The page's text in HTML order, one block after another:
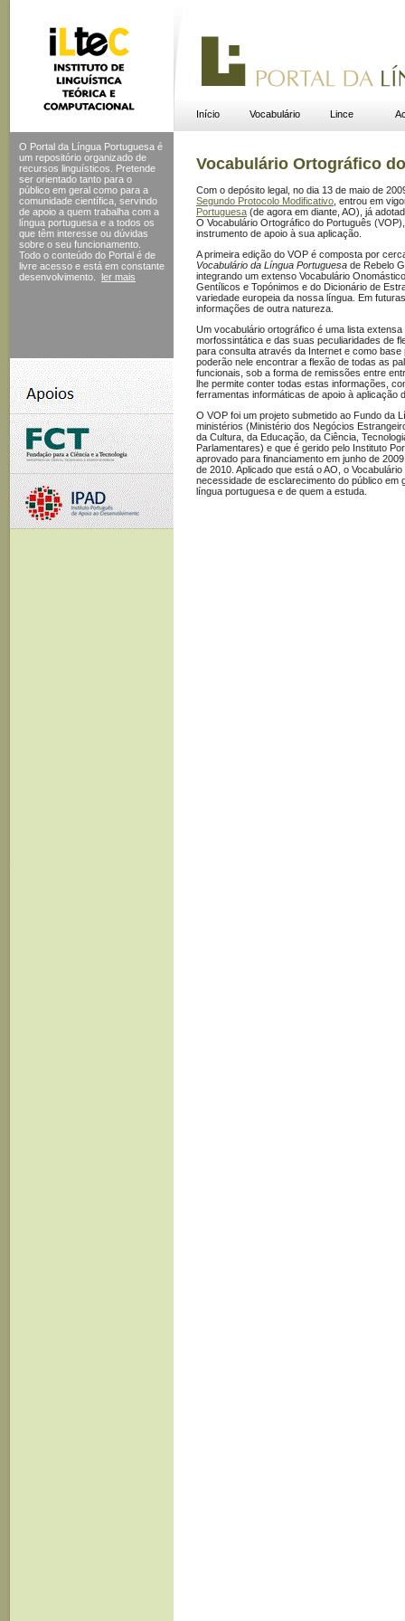
Início Vocabulário Lince
O Portal da Língua Portuguesa é
um repositório organizado de
recursos linguísticos. Pretende
ser orientado tanto para o
público em geral como para a
comunidade científica, servindo
de apoio a quem trabalha com a
língua portuguesa e a todos os
que têm interesse ou dúvidas
sobre o seu funcionamento.
Todo o conteúdo do Portal é de
livre acesso e está em constante
desenvolvimento.
ler mais
Vocabulário Ortográfico
Com o depósito legal, no dia 13 de maio de
Segundo Protocolo Modificativo , entrou em
Portuguesa (de agora em diante, AO), já
O Vocabulário Ortográfico do Português
instrumento de apoio à sua aplicação.
A primeira edição do VOP é composta por
Vocabulário da Língua Portuguesa de Rebelo
integrando um extenso Vocabulário
Gentílicos e Topónimos e do Dicionário de
variedade europeia da nossa língua. Em
informações de outra natureza.
Um vocabulário ortográfico é uma lista
morfossintática e das suas peculiaridades de
para consulta através da Internet e como
poderão nele encontrar a flexão de todas as
funcionais, sob a forma de remissões entre
lhe permite conter todas estas informações,
ferramentas informáticas de apoio à aplicação
O VOP foi um projeto submetido ao Fundo da
ministérios (Ministério dos Negócios
da Cultura, da Educação, da Ciência,
Parlamentares) e que é gerido pelo Instituto
aprovado para financiamento em junho de
de 2010. Aplicado que está o AO, o
necessidade de esclarecimento do público em
língua portuguesa e de quem a estuda.